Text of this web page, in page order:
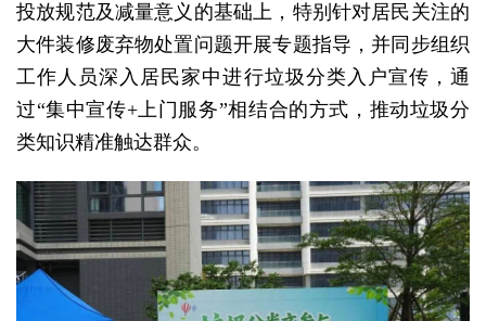
投放规范及减量意义的基础上，特别针对居民关注的
大件装修废弃物处置问题开展专题指导，并同步组织
工作人员深入居民家中进行垃圾分类入户宣传，通
过“集中宣传+上门服务”相结合的方式，推动垃圾分
类知识精准触达群众。